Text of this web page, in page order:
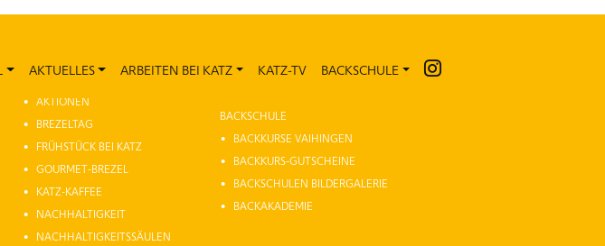
AKTUELLES ARBEITEN BEI KATZ KATZ-TV BACKSCHULE
AKTUELLES
AKTIONEN
BREZELTAG
FRÜHSTÜCK BEI KATZ
GOURMET-BREZEL
KATZ-KAFFEE
NACHHALTIGKEIT
NACHHALTIGKEITSSÄULEN
KATZ-TV
BACKSCHULE
BACKKURSE VAIHINGEN
BACKKURS-GUTSCHEINE
BACKSCHULEN BILDERGALERIE
BACKAKADEMIE